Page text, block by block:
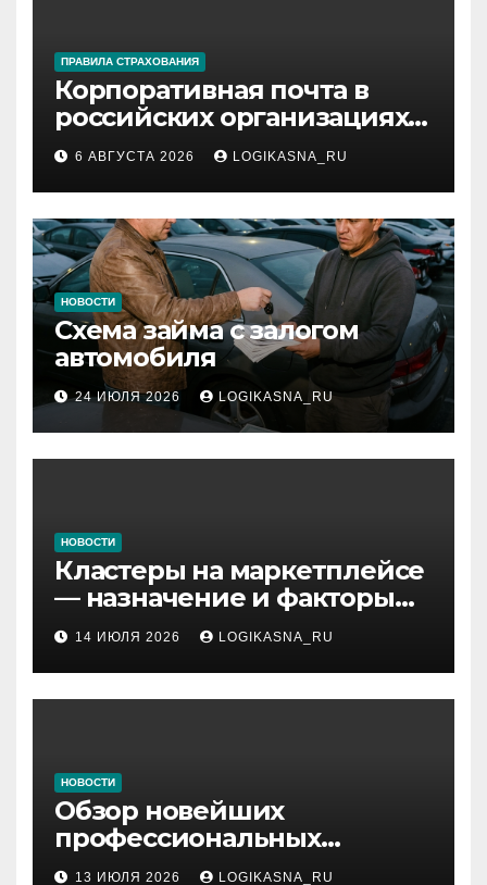
ПРАВИЛА СТРАХОВАНИЯ
Корпоративная почта в
российских организациях:
инфраструктура,
протоколы и безопасность
6 АВГУСТА 2026 LOGIKASNA_RU
НОВОСТИ
Схема займа с залогом
автомобиля
24 ИЮЛЯ 2026 LOGIKASNA_RU
НОВОСТИ
Кластеры на маркетплейсе
— назначение и факторы
ранжирования складов
14 ИЮЛЯ 2026 LOGIKASNA_RU
НОВОСТИ
Обзор новейших
профессиональных
материалов и
13 ИЮЛЯ 2026 LOGIKASNA_RU